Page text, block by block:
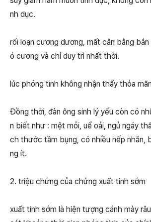
nh dục.
rối loạn cương dương, mất cân bằng
ó cương và chỉ duy trì nhất thời.
lúc phóng tinh không nhận thấy thỏa
Đồng thời, đàn ông sinh lý yếu còn có
n biết như : mệt mỏi, uể oải, ngủ ngáy
ch thước tầm bụng, có nhiều nếp nhăn,
ng ít.
2. triệu chứng của chứng xuất tinh sớm
xuất tinh sớm là hiện tượng cánh mày